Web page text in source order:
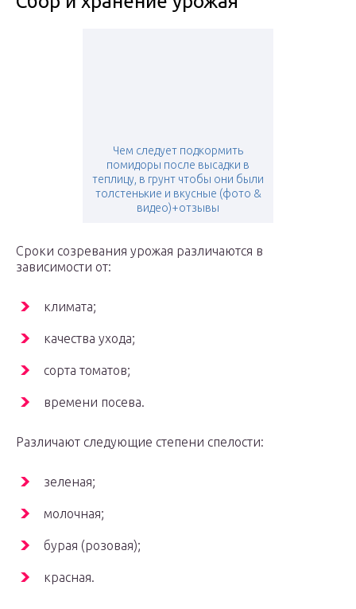
Чем следует подкормить
помидоры после высадки в
теплицу, в грунт чтобы они были
толстенькие и вкусные (фото &
видео)+отзывы
Сроки созревания урожая различаются в
зависимости от:
климата;
качества ухода;
сорта томатов;
времени посева.
Различают следующие степени спелости:
зеленая;
молочная;
бурая (розовая);
красная.